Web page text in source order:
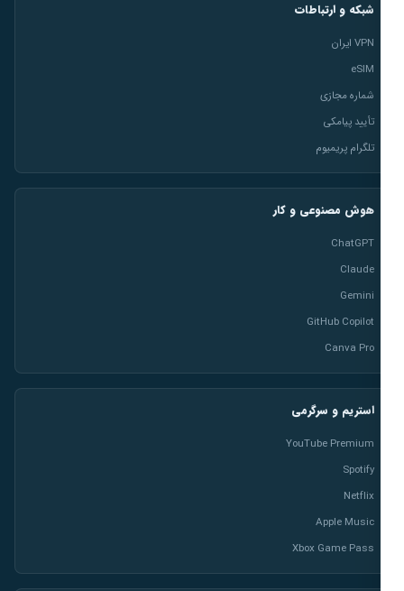
شبکه و ارتباطات
شماره مجازی
تأیید پیامکی
تلگرام پریمیوم
هوش مصنوعی و کار
ChatGPT
Claude
Gemini
GitHub Copilot
Canva Pro
استریم و سرگرمی
YouTube Premium
Spotify
Netflix
Apple Music
Xbox Game Pass